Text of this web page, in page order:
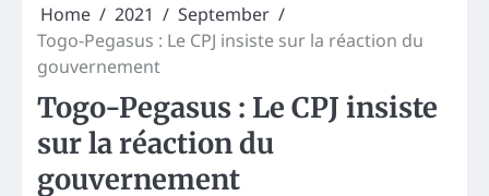
Home 2021
September
Togo-Pegasus : Le CPJ insiste sur la réaction du
gouvernement
Togo-Pegasus : Le CPJ insiste
sur la réaction du
gouvernement